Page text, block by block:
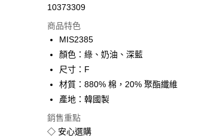
LINE Pay
Apple Pay
街口支付
悠遊付
Google Pay
10373309
商品特色
MIS2385
顏色：綠、奶油、深藍
尺寸：F
材質：880% 棉，20% 聚酯纖維
產地：韓國製
銷售重點
◇ 安心選購